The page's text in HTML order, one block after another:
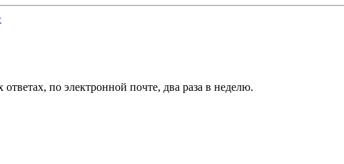
по электронной почте, два раза в неделю.